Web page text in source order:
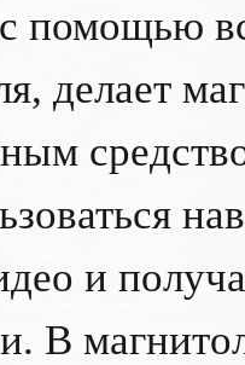
помощью
делает
и
В